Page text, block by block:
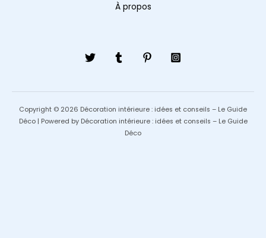
À propos
Copyright © 2026 Décoration intérieure : idées et conseils – Le Guide
Déco | Powered by Décoration intérieure : idées et conseils – Le Guide
Déco